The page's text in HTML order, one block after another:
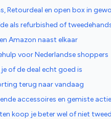
Retourdeal en open box in
als refurbished of
Amazon naast elkaar
voor Nederlandse shoppers
of de deal echt goed is
terug naar vandaag
accessoires en gemiste
koop je beter wel of niet